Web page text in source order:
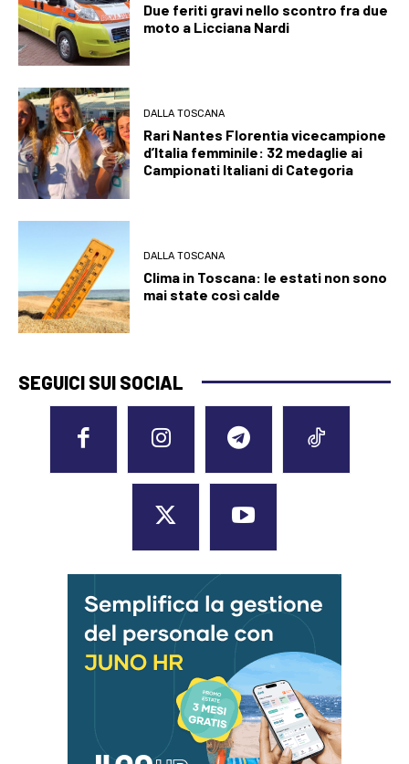
Due feriti gravi nello scontro fra due
moto a Licciana Nardi
DALLA TOSCANA
Rari Nantes Florentia vicecampione
d’Italia femminile: 32 medaglie ai
Campionati Italiani di Categoria
DALLA TOSCANA
Clima in Toscana: le estati non sono
mai state così calde
SEGUICI SUI SOCIAL